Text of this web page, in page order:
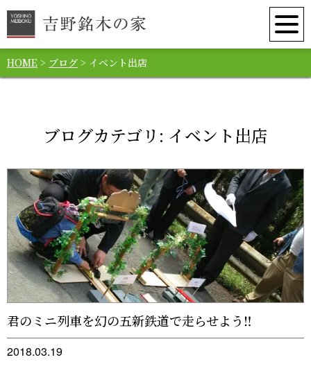
HOME > ブログ > イベント出店
ブログカテゴリ: イベント出店
君のミニ列車を幻の五新鉄道で走らせよう‼︎
2018.03.19